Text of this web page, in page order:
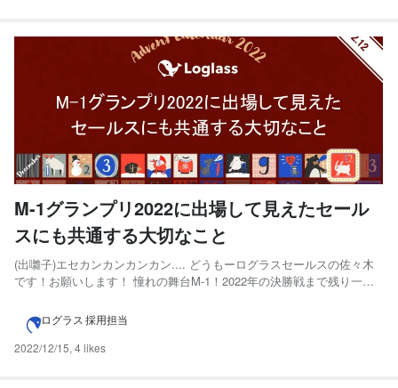
M-1グランプリ2022に出場して見えたセール
スにも共通する大切なこと
(出囃子)エセカンカンカンカン.... どうもーログラスセールスの佐々木
です！お願いします！ 憧れの舞台M-1！2022年の決勝戦まで残り一週
楽しめる方が増えればと思いnoteを書くことにしました｡ ぜひ決勝戦の
ログラス 採用担当
2022/12/15, 4 likes